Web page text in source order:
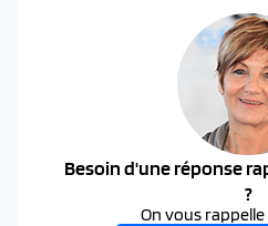
Besoin d'une réponse
?
On vous